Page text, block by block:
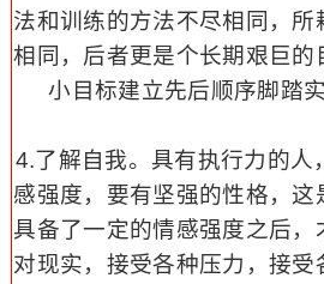
法和训练的方法不尽相同，所
相同，后者更是个长期艰巨的
小目标建立先后顺序脚踏
4.了解自我。具有执行力的人
感强度，要有坚强的性格，这
具备了一定的情感强度之后，
对现实，接受各种压力，接受